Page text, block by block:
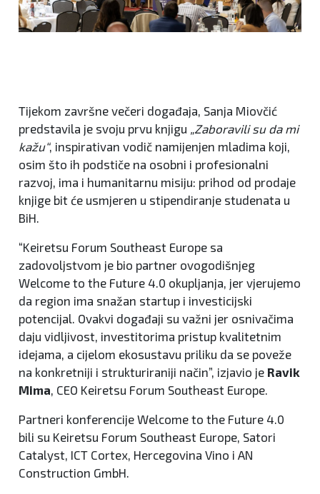
Tijekom završne večeri događaja, Sanja Miovčić
predstavila je svoju prvu knjigu „Zaboravili su da mi
kažu“, inspirativan vodič namijenjen mladima koji,
osim što ih podstiče na osobni i profesionalni
razvoj, ima i humanitarnu misiju: prihod od prodaje
knjige bit će usmjeren u stipendiranje studenata u
BiH.
“Keiretsu Forum Southeast Europe sa
zadovoljstvom je bio partner ovogodišnjeg
Welcome to the Future 4.0 okupljanja, jer vjerujemo
da region ima snažan startup i investicijski
potencijal. Ovakvi događaji su važni jer osnivačima
daju vidljivost, investitorima pristup kvalitetnim
idejama, a cijelom ekosustavu priliku da se poveže
na konkretniji i strukturiraniji način”, izjavio je Ravik
Mima, CEO Keiretsu Forum Southeast Europe.
Partneri konferencije Welcome to the Future 4.0
bili su Keiretsu Forum Southeast Europe, Satori
Catalyst, ICT Cortex, Hercegovina Vino i AN
Construction GmbH.